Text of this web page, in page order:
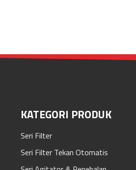
KATEGORI PRODUK
Seri Filter
Seri Filter Tekan Otomatis